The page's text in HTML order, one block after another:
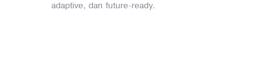
adaptive, dan future-ready.